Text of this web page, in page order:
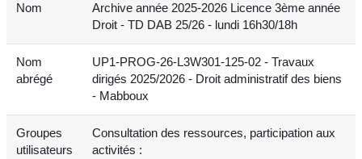
Nom
Archive année 2025-2026 Licence 3ème année
Droit - TD DAB 25/26 - lundi 16h30/18h
Nom
abrégé
UP1-PROG-26-L3W301-125-02 - Travaux
dirigés 2025/2026 - Droit administratif des biens
- Mabboux
Groupes
utilisateurs
Consultation des ressources, participation aux
activités :